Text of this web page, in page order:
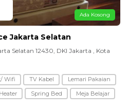
Ada Kosong
Jakarta Selatan
Selatan 12430, DKI Jakarta , Kota
Wifi TV Kabel
Lemari Pakaian
Spring Bed Meja Belajar